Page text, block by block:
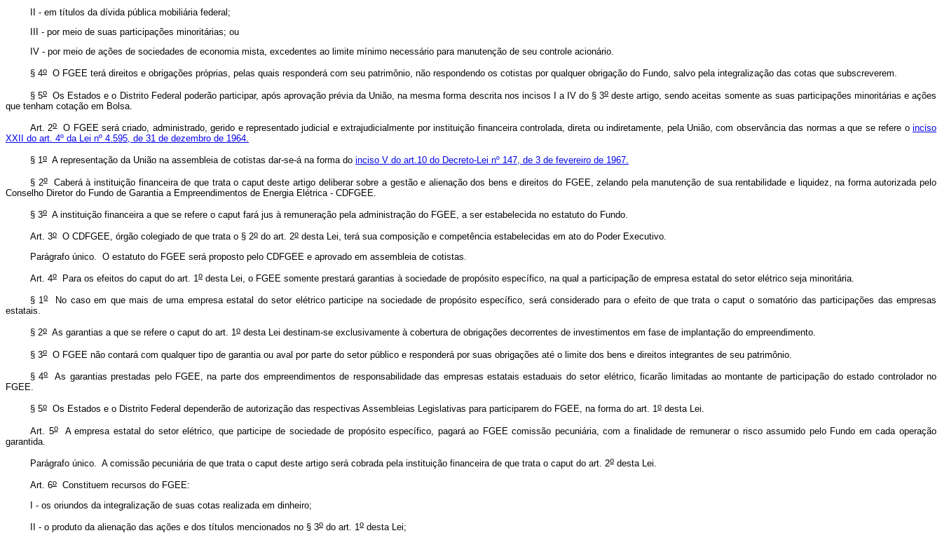
II - em títulos da dívida pública mobiliária federal;
III - por meio de suas participações minoritárias; ou
IV - por meio de ações de sociedades de economia mista, excedentes ao limite mínimo necessário para manutenção de seu controle acionário.
§ 4o O FGEE terá direitos e obrigações próprias, pelas quais responderá com seu patrimônio, não respondendo os cotistas por qualquer obrigação do Fundo, salvo pela integralização das cotas que subscreverem.
§ 5o Os Estados e o Distrito Federal poderão participar, após aprovação prévia da União, na mesma forma descrita nos incisos I a IV do § 3odeste artigo, sendo aceitas somente as suas participações minoritárias e ações
que tenham cotação em Bolsa.
Art. 2oO FGEE será criado, administrado, gerido e representado judicial e extrajudicialmente por instituição financeira controlada, direta ou indiretamente, pela União, com observância das normas a que se refere o inciso
XXII do art. 4º da Lei nº 4.595, de 31 de dezembro de 1964.
§ 1o A representação da União na assembleia de cotistas dar-se-á na forma do inciso V do art.10 do Decreto-Lei nº 147, de 3 de fevereiro de 1967.
§ 2oCaberá à instituição financeira de que trata o caputdeste artigo deliberar sobre a gestão e alienação dos bens e direitos do FGEE, zelando pela manutenção de sua rentabilidade e liquidez, na forma autorizada pelo
Conselho Diretor do Fundo de Garantia a Empreendimentos de Energia Elétrica - CDFGEE.
§ 3o A instituição financeira a que se refere o caput fará jus à remuneração pela administração do FGEE, a ser estabelecida no estatuto do Fundo.
Art. 3o O CDFGEE, órgão colegiado de que trata o § 2o do art. 2o desta Lei, terá sua composição e competência estabelecidas em ato do Poder Executivo.
Parágrafo único. O estatuto do FGEE será proposto pelo CDFGEE e aprovado em assembleia de cotistas.
Art. 4o Para os efeitos do caput do art. 1 o desta Lei, o FGEE somente prestará garantias à sociedade de propósito específico, na qual a participação de empresa estatal do setor elétrico seja minoritária.
§ 1oNo caso em que mais de uma empresa estatal do setor elétrico participe na sociedade de propósito específico, será considerado para o efeito de que trata ocaput o somatório das participações das empresas
estatais.
§ 2o As garantias a que se refere o caput do art. 1o desta Lei destinam-se exclusivamente à cobertura de obrigações decorrentes de investimentos em fase de implantação do empreendimento.
§ 3o O FGEE não contará com qualquer tipo de garantia ou aval por parte do setor público e responderá por suas obrigações até o limite dos bens e direitos integrantes de seu patrimônio.
§ 4oAs garantias prestadas pelo FGEE, na parte dos empreendimentos de responsabilidade das empresas estatais estaduais do setor elétrico, ficarão limitadas ao montante de participação do estado controlador no
FGEE.
§ 5o Os Estados e o Distrito Federal dependerão de autorização das respectivas Assembleias Legislativas para participarem do FGEE, na forma do art. 1o desta Lei.
Art. 5oA empresa estatal do setor elétrico, que participe de sociedade de propósito específico, pagará ao FGEE comissão pecuniária, com a finalidade de remunerar o risco assumido pelo Fundo em cada operação
garantida.
Parágrafo único. A comissão pecuniária de que trata o caput deste artigo será cobrada pela instituição financeira de que trata o caput do art. 2o desta Lei.
Art. 6o
Constituem recursos do FGEE:
I - os oriundos da integralização de suas cotas realizada em dinheiro;
II - o produto da alienação das ações e dos títulos mencionados no § 3o do art. 1 o desta Lei;